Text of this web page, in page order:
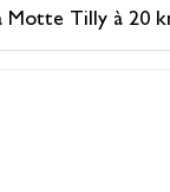
Tilly à 20